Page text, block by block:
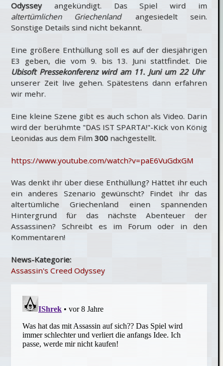
Odysseyangekündigt. Das Spiel wird im
altertümlichen Griechenland
angesiedelt sein.
Sonstige Details sind nicht bekannt.
Eine größere Enthüllung soll es auf der diesjährigen
E3 geben, die vom 9. bis 13. Juni stattfindet. Die
Ubisoft Pressekonferenz wird am 11. Juni um 22 Uhr
unserer Zeit live gehen. Spätestens dann erfahren
wir mehr.
Eine kleine Szene gibt es auch schon als Video. Darin
wird der berühmte "DAS IST SPARTA!"-Kick von König
Leonidas aus dem Film 300nachgestellt.
https://www.youtube.com/watch?v=paE6VuGdxGM
Was denkt ihr über diese Enthüllung? Hättet ihr euch
ein anderes Szenario gewünscht? Findet ihr das
altertümliche Griechenland einen spannenden
Hintergrund für das nächste Abenteuer der
Assassinen? Schreibt es im Forum oder in den
Kommentaren!
News-Kategorie:
Assassin's Creed Odyssey